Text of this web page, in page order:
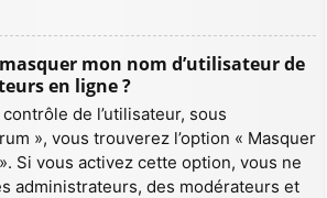
mon nom d’utilisateur de
en ligne ?
de l’utilisateur, sous
», vous trouverez l’option « Masquer
Si vous activez cette option, vous ne
administrateurs, des modérateurs et